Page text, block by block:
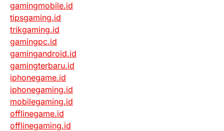
gamingmobile.id
tipsgaming.id
trikgaming.id
gamingpc.id
gamingandroid.id
gamingterbaru.id
iphonegame.id
iphonegaming.id
mobilegaming.id
offlinegame.id
offlinegaming.id